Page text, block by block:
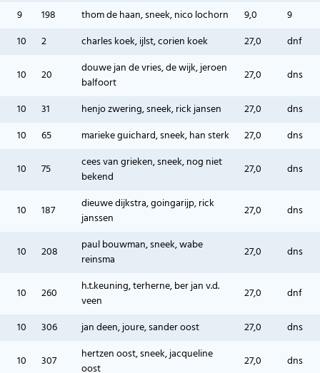
9 198 thom de haan, sneek, nico lochorn 9,0
9
10
2 charles koek, ijlst, corien koek 27,0 dnf
10 20
douwe jan de vries, de wijk, jeroen
balfoort
27,0 dns
10 31 henjo zwering, sneek, rick jansen 27,0
dns
10
65 marieke guichard, sneek, han sterk 27,0 dns
10 75
cees van grieken, sneek, nog niet
bekend
27,0 dns
10 187
dieuwe dijkstra, goingarijp, rick
janssen
27,0 dns
10 208
paul bouwman, sneek, wabe
reinsma
27,0 dns
10 260
h.t.keuning, terherne, ber jan v.d.
veen
27,0 dnf
10 306 jan deen, joure, sander oost 27,0 dns
10 307
hertzen oost, sneek, jacqueline
oost
27,0 dns